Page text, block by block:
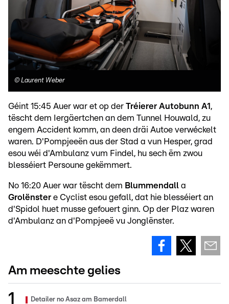
© Laurent Weber
Géint 15:45 Auer war et op der Tréierer Autobunn A1 ,
tëscht dem Iergäertchen an dem Tunnel Houwald, zu
engem Accident komm, an deen dräi Autoe verwéckelt
waren. D'Pompjeeën aus der Stad a vun Hesper, grad
esou wéi d'Ambulanz vum Findel, hu sech ëm zwou
blesséiert Persoune gekëmmert.
No 16:20 Auer war tëscht dem Blummendall a
Grolënster e Cyclist esou gefall, dat hie blesséiert an
d'Spidol huet musse gefouert ginn. Op der Plaz waren
d'Ambulanz an d'Pompjeeë vu Jonglënster.
Am meeschte gelies
Detailer no Asaz am Bamerdall